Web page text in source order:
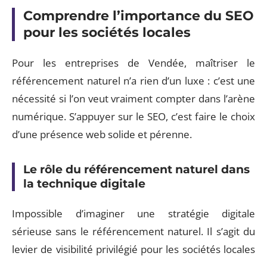
Comprendre l’importance du SEO
pour les sociétés locales
Pour les entreprises de Vendée, maîtriser le
référencement naturel n’a rien d’un luxe : c’est une
nécessité si l’on veut vraiment compter dans l’arène
numérique. S’appuyer sur le SEO, c’est faire le choix
d’une présence web solide et pérenne.
Le rôle du référencement naturel dans
la technique digitale
Impossible d’imaginer une stratégie digitale
sérieuse sans le référencement naturel. Il s’agit du
levier de visibilité privilégié pour les sociétés locales